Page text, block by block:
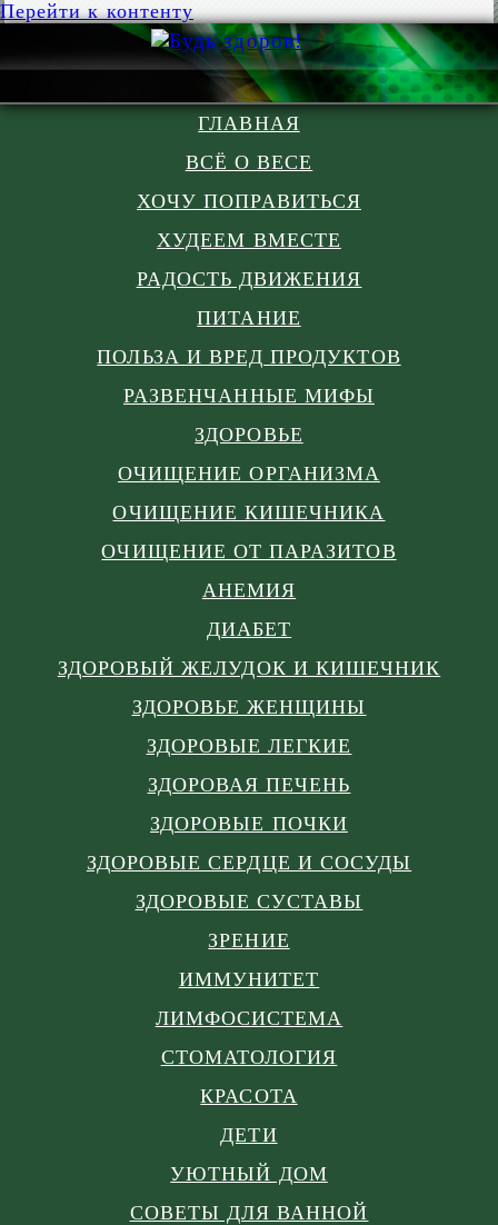
Перейти к контенту
ГЛАВНАЯ
ВСЁ О ВЕСЕ
ХОЧУ ПОПРАВИТЬСЯ
ХУДЕЕМ ВМЕСТЕ
РАДОСТЬ ДВИЖЕНИЯ
ПИТАНИЕ
ПОЛЬЗА И ВРЕД ПРОДУКТОВ
РАЗВЕНЧАННЫЕ МИФЫ
ЗДОРОВЬЕ
ОЧИЩЕНИЕ ОРГАНИЗМА
ОЧИЩЕНИЕ КИШЕЧНИКА
ОЧИЩЕНИЕ ОТ ПАРАЗИТОВ
АНЕМИЯ
ДИАБЕТ
ЗДОРОВЫЙ ЖЕЛУДОК И КИШЕЧНИК
ЗДОРОВЬЕ ЖЕНЩИНЫ
ЗДОРОВЫЕ ЛЕГКИЕ
ЗДОРОВАЯ ПЕЧЕНЬ
ЗДОРОВЫЕ ПОЧКИ
ЗДОРОВЫЕ СЕРДЦЕ И СОСУДЫ
ЗДОРОВЫЕ СУСТАВЫ
ЗРЕНИЕ
ИММУНИТЕТ
ЛИМФОСИСТЕМА
СТОМАТОЛОГИЯ
КРАСОТА
ДЕТИ
УЮТНЫЙ ДОМ
СОВЕТЫ ДЛЯ ВАННОЙ